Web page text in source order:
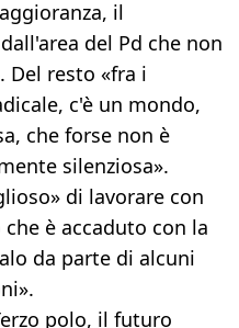
il
del Pd che non
Del resto «fra i
c'è un mondo,
che forse non è
silenziosa».
di lavorare con
è accaduto con la
da parte di alcuni
polo, il futuro